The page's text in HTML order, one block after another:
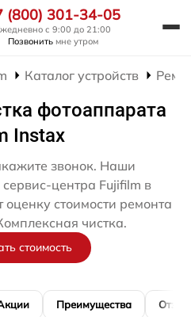
(800) 301-34-05
с 9:00 до 21:00
Позвонить мне утром
Каталог устройств
фотоаппарата
Instax
звонок. Наши
центра Fujifilm в
оценку стоимости ремонта
чистка.
стоимость
Преимущества